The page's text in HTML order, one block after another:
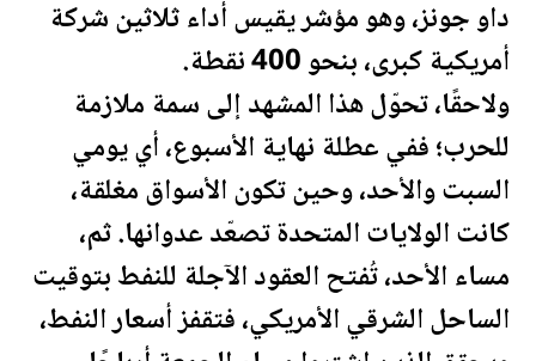
داو جونز، وهو مؤشر يقيس أداء ثلاثين شركة
أمريكية كبرى، بنحو 400 نقطة.
ولاحقًا، تحوّل هذا المشهد إلى سمة ملازمة
للحرب؛ ففي عطلة نهاية الأسبوع، أي يومي
السبت والأحد، وحين تكون الأسواق مغلقة،
كانتالولايات المتحدةتصعّد عدوانها. ثم،
مساء الأحد، تُفتح العقود الآجلة للنفط بتوقيت
الساحل الشرقي الأمريكي، فتقفز أسعارالنفط،